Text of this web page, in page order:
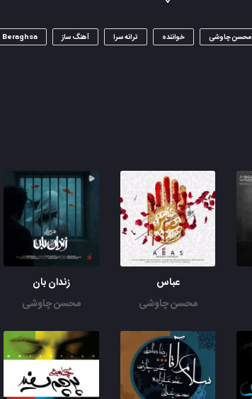
در دست جام باده آمد بتم پیاده
ای خوش کمر به رقص آ
محسن چاوشی خواننده ترانه سرا آهنگ ساز Beraghsa
عباس
محسن چاوشی
زندان بان
محسن چاوشی